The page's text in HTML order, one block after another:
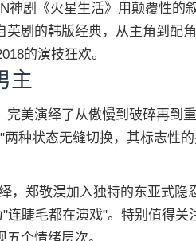
神剧《火星生活》用颠覆性的
英剧的韩版经典，从主角到配
的演技狂欢。
主
美演绎了从傲慢到破碎再到
种状态无缝切换，其标志性
，郑敬淏加入独特的东亚式隐
连睫毛都在演戏"。特别值得关